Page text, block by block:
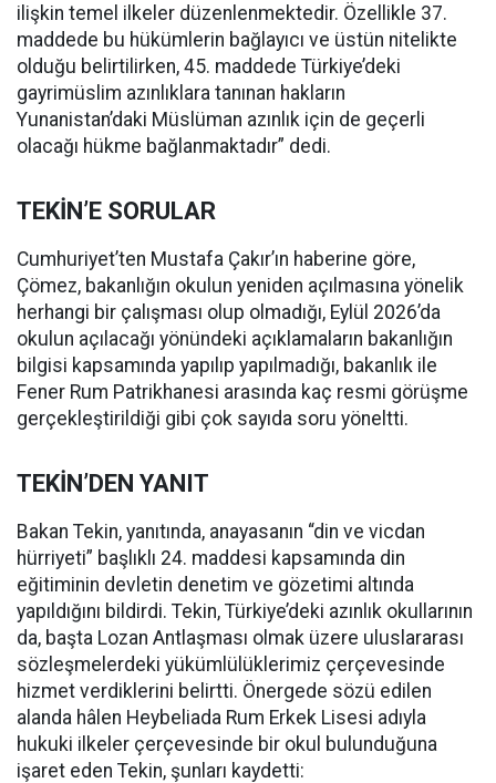
ilişkin temel ilkeler düzenlenmektedir. Özellikle 37.
maddede bu hükümlerin bağlayıcı ve üstün nitelikte
olduğu belirtilirken, 45. maddede Türkiye’deki
gayrimüslim azınlıklara tanınan hakların
Yunanistan’daki Müslüman azınlık için de geçerli
olacağı hükme bağlanmaktadır” dedi.
TEKİN’E SORULAR
Cumhuriyet’ten Mustafa Çakır’ın haberine göre,
Çömez, bakanlığın okulun yeniden açılmasına yönelik
herhangi bir çalışması olup olmadığı, Eylül 2026’da
okulun açılacağı yönündeki açıklamaların bakanlığın
bilgisi kapsamında yapılıp yapılmadığı, bakanlık ile
Fener Rum Patrikhanesi arasında kaç resmi görüşme
gerçekleştirildiği gibi çok sayıda soru yöneltti.
TEKİN’DEN YANIT
Bakan Tekin, yanıtında, anayasanın “din ve vicdan
hürriyeti” başlıklı 24. maddesi kapsamında din
eğitiminin devletin denetim ve gözetimi altında
yapıldığını bildirdi. Tekin, Türkiye’deki azınlık okullarının
da, başta Lozan Antlaşması olmak üzere uluslararası
sözleşmelerdeki yükümlülüklerimiz çerçevesinde
hizmet verdiklerini belirtti. Önergede sözü edilen
alanda hâlen Heybeliada Rum Erkek Lisesi adıyla
hukuki ilkeler çerçevesinde bir okul bulunduğuna
işaret eden Tekin, şunları kaydetti: